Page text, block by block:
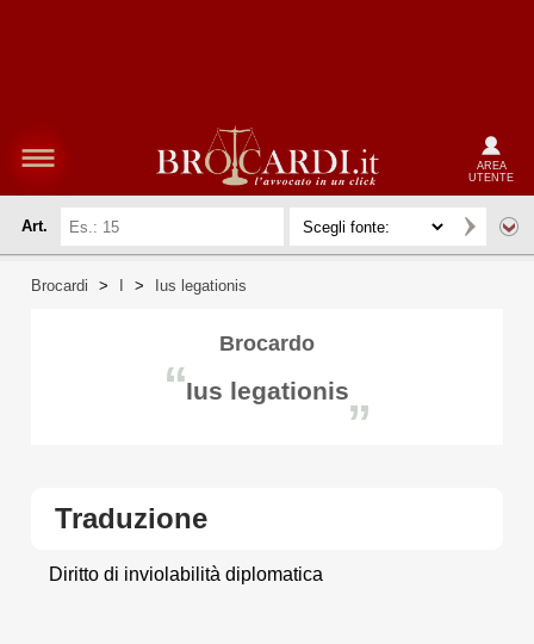
AREA
UTENTE
Art.
Brocardi > > Ius legationis
Brocardo
“Ius legationis
”
Traduzione
Diritto di inviolabilità diplomatica